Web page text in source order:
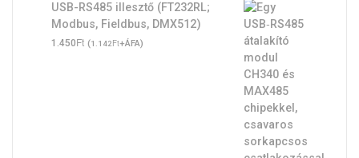
USB-RS485 illesztő (FT232RL;
Modbus, Fieldbus, DMX512)
1.450Ft (1.142Ft+ÁFA)